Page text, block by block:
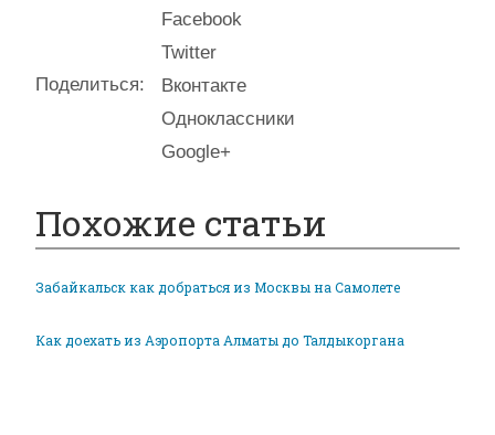
Поделиться:
Facebook
Twitter
Вконтакте
Одноклассники
Google+
Похожие статьи
Забайкальск как добраться из Москвы на Самолете
Как доехать из Аэропорта Алматы до Талдыкоргана